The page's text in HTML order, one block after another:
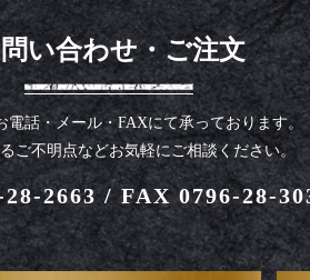
い合わせ・ご注文
電話・メール・FAXにて承っております。
ご不明点などお気軽にご相談ください。
2663 / FAX 0796-28-